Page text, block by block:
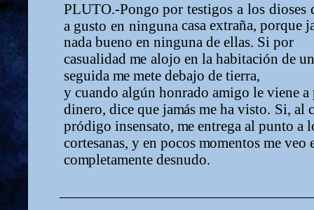
PLUTO.-Pongo por testigos a los dioses
a gusto en ningunacasa extraña, porque
nada bueno en ninguna de ellas. Si por
casualidad me alojo en la habitación de un
seguida memete debajo de tierra,
y cuando algún honrado amigo le viene a
dinero, dice que jamásme ha visto. Si, al
pródigo insensato, me entrega al punto a
cortesanas, y en pocos momentosme veo
completamente desnudo.